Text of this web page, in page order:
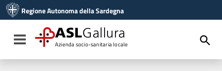
Vai al menu di navigazione
Vai al footer
Regione Autonoma della Sardegna
Toggle navigation
ASLGallura
Azienda socio-sanitaria locale